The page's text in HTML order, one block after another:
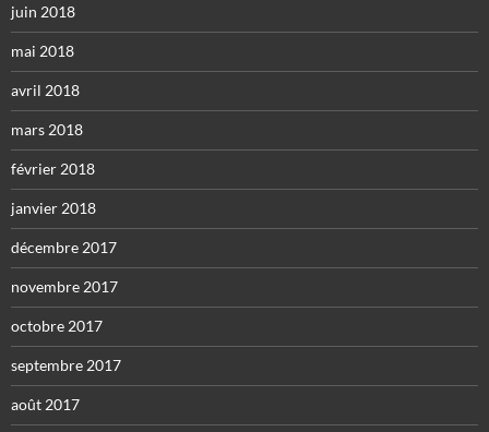
juin 2018
mai 2018
avril 2018
mars 2018
février 2018
janvier 2018
décembre 2017
novembre 2017
octobre 2017
septembre 2017
août 2017